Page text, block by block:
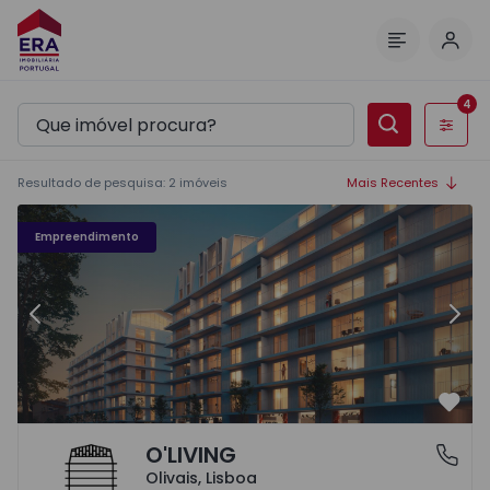
Filtros
4
Resultado de pesquisa: 2 imóveis Mais Recentes
Empreendimento
O'LIVING New Urban Residences - 3
Anterior
Olivais, LisboaO'LIVING
Olivais, Lisboa